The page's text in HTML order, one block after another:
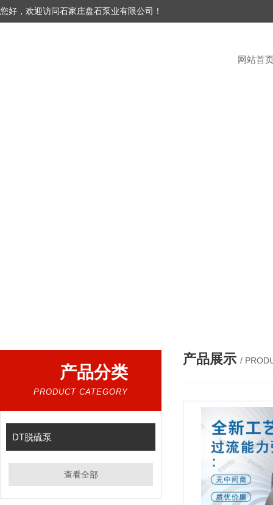
您好，欢迎访问石家庄盘石泵业有限公司！
网站首
产品分类
PRODUCT CATEGORY
DT脱硫泵
查看全部
产品展示 /